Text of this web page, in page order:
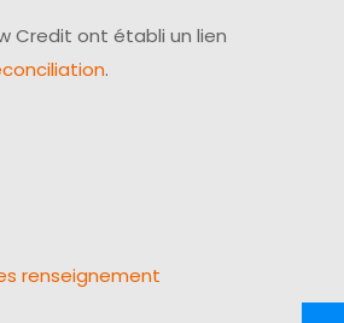
Credit ont établi un lien
.
renseignement